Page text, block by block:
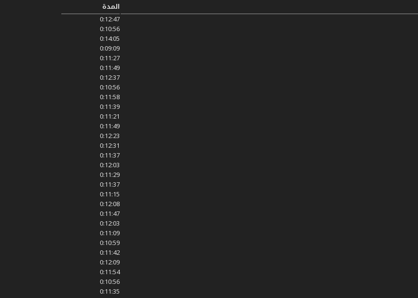
المدة
0:12:47
0:10:56
0:14:05
0:09:09
0:11:27
0:11:49
0:12:37
0:10:56
0:11:58
0:11:39
0:11:21
0:11:49
0:12:23
0:12:31
0:11:37
0:12:03
0:11:29
0:11:37
0:11:15
0:12:08
0:11:47
0:12:03
0:11:09
0:10:59
0:11:42
0:12:09
0:11:54
0:10:56
0:11:35